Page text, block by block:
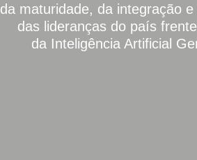
da maturidade, da integração
das lideranças do país
da Inteligência Artificial